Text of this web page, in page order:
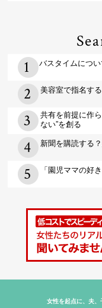
バスタイムにつ
美容室で指名す
共有を前提に作
ない”を創る
新聞を購読する
「園児ママの好
女性を起点に、夫